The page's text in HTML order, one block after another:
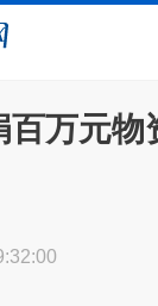
百万元物